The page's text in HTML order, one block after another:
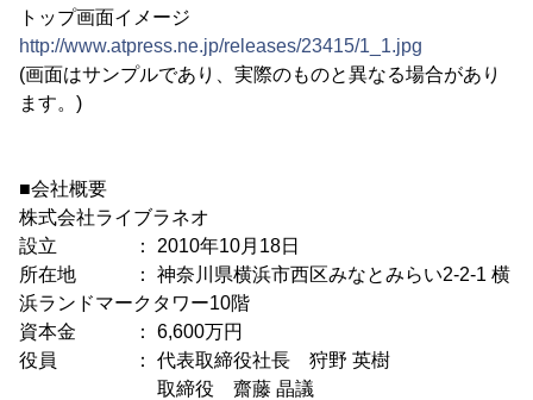
トップ画面イメージ
http://www.atpress.ne.jp/releases/23415/1_1.jpg
(画面はサンプルであり、実際のものと異なる場合があり
ます。)
■会社概要
株式会社ライブラネオ
設立 ： 2010年10月18日
所在地 ： 神奈川県横浜市西区みなとみらい2-2-1 横
浜ランドマークタワー10階
資本金 ： 6,600万円
役員 ： 代表取締役社長 狩野 英樹
取締役 齋藤 晶議